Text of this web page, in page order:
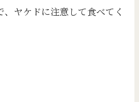
ヤケドに注意して食べてく